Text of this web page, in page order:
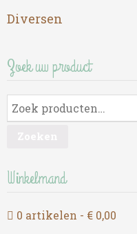
Diversen
Zoek uw product
Winkelmand
0 artikelen € 0,00